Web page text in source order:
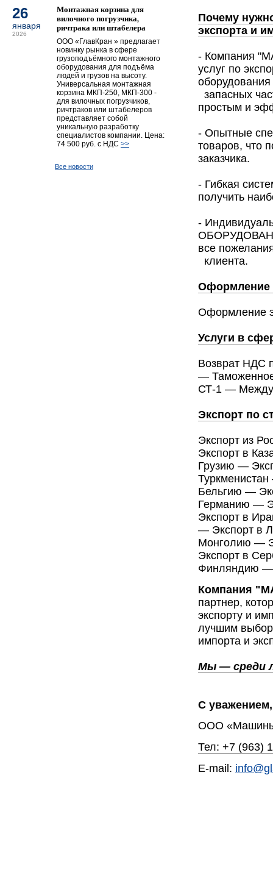
26
января
2026
Монтажная корзина для
вилочного погрузчика,
ричтрака или штабелера
ООО «ГлавКран » предлагает
новинку рынка в сфере
грузоподъёмного монтажного
оборудования для подъёма
людей и грузов на высоту.
Универсальная монтажная
корзина МКП-250, МКП-300 -
для вилочных погрузчиков,
ричтраков или штабелеров
представляет собой
уникальную разработку
специалистов компании. Цена:
74 500 руб. с НДС >>
Все новости
Почему
экспорта и
- Компания
услуг по
оборудования
запасных
простым и
- Опытные
товаров, что
заказчика.
- Гибкая
получить
-
все
клиента.
Оформление
Оформление
Услуги в
Возврат НДС
—
СТ-1 —
Экспорт по
Экспорт из
Экспорт в
Грузию —
Бельгию —
Германию —
Экспорт в
— Экспорт в
Монголию —
Экспорт в
Финляндию —
Компания
партнер,
экспорту и
лучшим
импорта и
Мы — среди
С уважением,
ООО «Машины
Тел: +7 (963)
E-mail: